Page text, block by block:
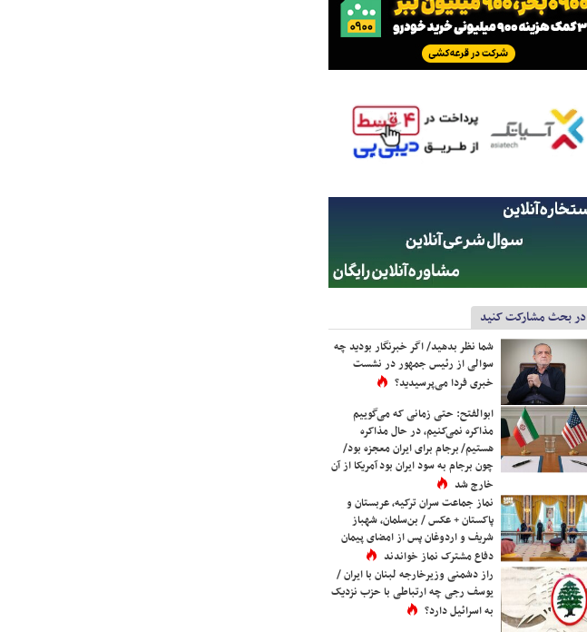
در بحث مشارکت کنید
شما نظر بدهید/ اگر خبرنگار بودید چه
سوالی از رئیس جمهور در نشست
خبری فردا می‌پرسیدید؟
ابوالفتح: حتی زمانی که می‌گوییم
مذاکره نمی‌کنیم، در حال مذاکره
هستیم/ برجام برای ایران معجزه بود/
چون برجام به سود ایران بود آمریکا از آن
خارج شد
نماز جماعت سران ترکیه، عربستان و
پاکستان + عکس / بن‌سلمان، شهباز
شریف و اردوغان پس از امضای پیمان
دفاع مشترک نماز خواندند
راز دشمنی وزیرخارجه لبنان با ایران /
یوسف رجی چه ارتباطی با حزب نزدیک
به اسرائیل دارد؟